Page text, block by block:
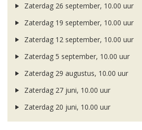
Zaterdag 26 september, 10.00 uur
Zaterdag 19 september, 10.00 uur
Zaterdag 12 september, 10.00 uur
Zaterdag 5 september, 10.00 uur
Zaterdag 29 augustus, 10.00 uur
Zaterdag 27 juni, 10.00 uur
Zaterdag 20 juni, 10.00 uur